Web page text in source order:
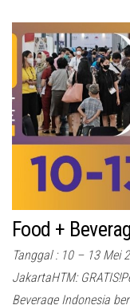
Food +
Tanggal : 10 – 13 Mei
JakartaHTM:
Beverage Indonesia